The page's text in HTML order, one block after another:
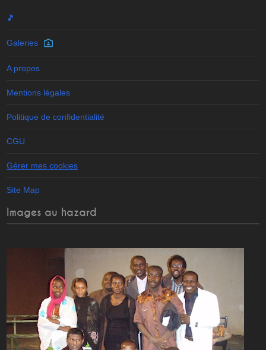
🎵
Galeries
A propos
Mentions légales
Politique de confidentialité
CGU
Gérer mes cookies
Site Map
Images au hazard